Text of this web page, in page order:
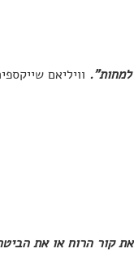
וויליאם
קור הרוח או את